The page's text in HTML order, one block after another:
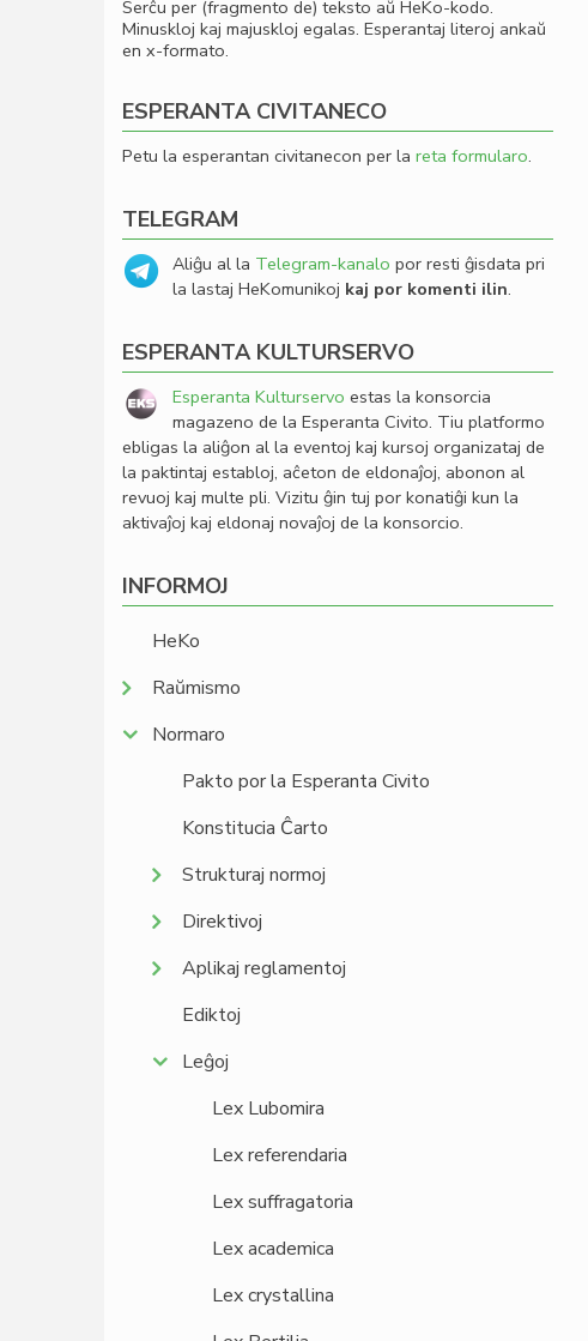
Serĉu per (fragmento de) teksto aŭ HeKo-kodo.
Minuskloj kaj majuskloj egalas. Esperantaj literoj ankaŭ
en x-formato.
ESPERANTA CIVITANECO
Petu la esperantan civitanecon per la reta formularo.
TELEGRAM
Aliĝu al la Telegram-kanalo por resti ĝisdata pri
la lastaj HeKomunikoj kaj por komenti ilin.
ESPERANTA KULTURSERVO
Esperanta Kulturservo estas la konsorcia
magazeno de la Esperanta Civito. Tiu platformo
ebligas la aliĝon al la eventoj kaj kursoj organizataj de
la paktintaj establoj, aĉeton de eldonaĵoj, abonon al
revuoj kaj multe pli. Vizitu ĝin tuj por konatiĝi kun la
aktivaĵoj kaj eldonaj novaĵoj de la konsorcio.
INFORMOJ
HeKo
Raŭmismo
Normaro
Pakto por la Esperanta Civito
Konstitucia Ĉarto
Strukturaj normoj
Direktivoj
Aplikaj reglamentoj
Ediktoj
Leĝoj
Lex Lubomira
Lex referendaria
Lex suffragatoria
Lex academica
Lex crystallina